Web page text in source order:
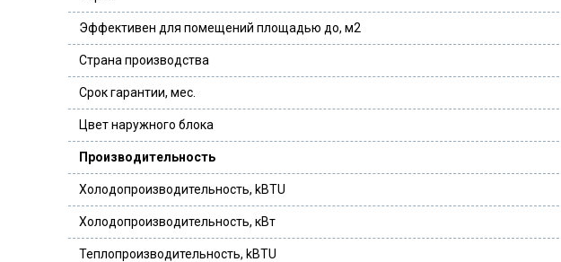
Эффективен для помещений площадью до, м2
Страна производства
Срок гарантии, мес.
Цвет наружного блока
Производительность
Холодопроизводительность, kBTU
Холодопроизводительность, кВт
Теплопроизводительность, kBTU